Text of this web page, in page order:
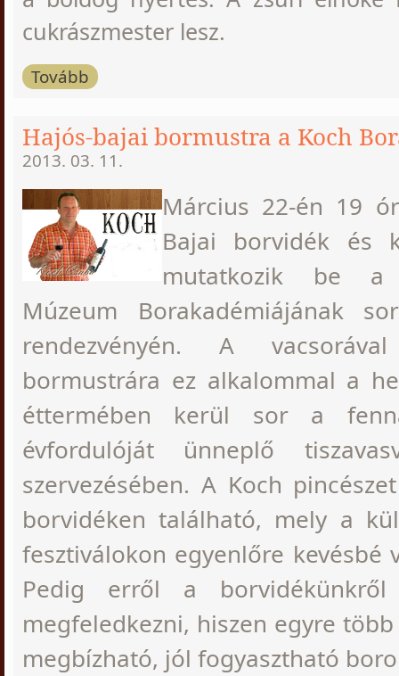
cukrászmester lesz.
Tovább
Hajós-bajai bormustra a Koch
2013. 03. 11.
Március 22-én 19
Bajai borvidék és
mutatkozik be a
Múzeum Borakadémiájának
rendezvényén. A
bormustrára ez alkalommal a
éttermében kerül sor a
évfordulóját ünneplő
szervezésében. A Koch
borvidéken található, mely a
fesztiválokon egyenlőre kevésbé
Pedig erről a
megfeledkezni, hiszen egyre
megbízható, jól fogyasztható